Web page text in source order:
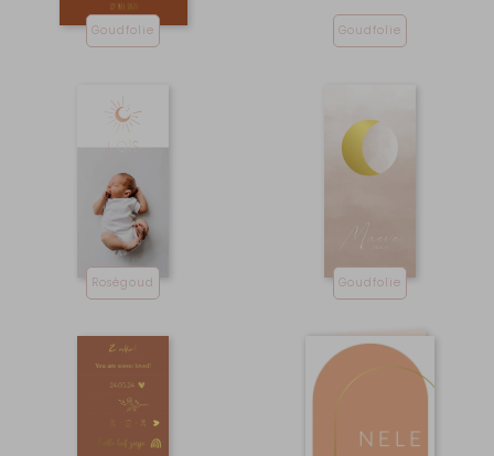
Goudfolie Goudfolie
Roségoud Goudfolie